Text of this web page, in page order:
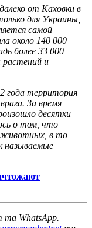
от Каховки в
для Украины,
самой
около 140 000
более 33 000
растений и
года территория
За время
десятки
о том, что
животных, в то
называемые
та WhatsApp.